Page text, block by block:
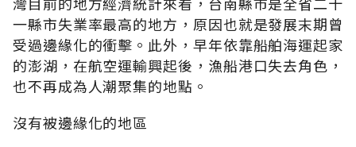
一縣市失業率最高的地方，原因也就是發展末期曾
受過邊緣化的衝擊。此外，早年依靠船舶海運起家
的澎湖，在航空運輸興起後，漁船港口失去角色，
也不再成為人潮聚集的地點。
沒有被邊緣化的地區